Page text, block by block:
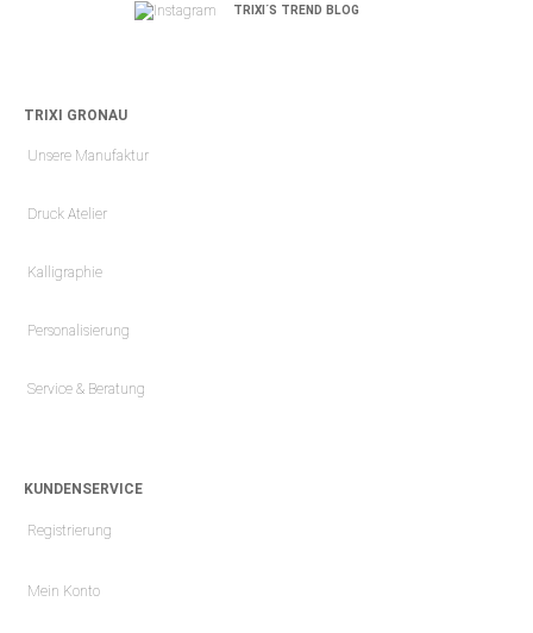
TRIXI´S TREND BLOG
TRIXI GRONAU
Unsere Manufaktur
Druck Atelier
Kalligraphie
Personalisierung
Service & Beratung
KUNDENSERVICE
Registrierung
Mein Konto